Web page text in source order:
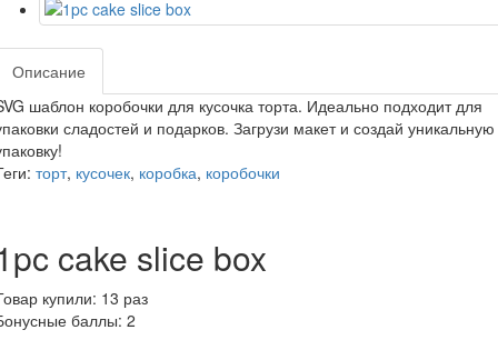
Описание
шаблон коробочки для кусочка торта. Идеально подходит для
сладостей и подарков. Загрузи макет и создай уникальную
торт, кусочек, коробка, коробочки
cake slice box
купили: 13 раз
баллы: 2